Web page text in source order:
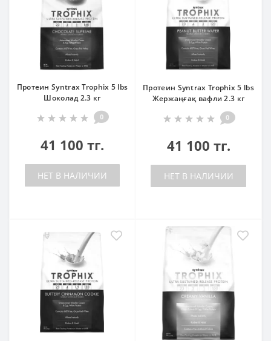
Протеин Syntrax Trophix 5 lbs
Шоколад 2.3 кг
0
41 100 тг.
НЕТ В НАЛИЧИИ
Протеин Syntrax Trophix 5 lbs
Жержаңғақ вафли 2.3 кг
0
41 100 тг.
НЕТ В НАЛИЧИИ